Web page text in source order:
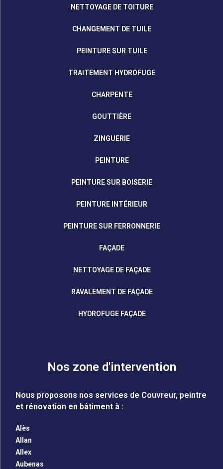
NETTOYAGE DE TOITURE
CHANGEMENT DE TUILE
PEINTURE SUR TUILE
TRAITEMENT HYDROFUGE
CHARPENTE
GOUTTIÈRE
ZINGUERIE
PEINTURE
PEINTURE SUR BOISERIE
PEINTURE INTÉRIEUR
PEINTURE SUR FERRONNERIE
FAÇADE
NETTOYAGE DE FAÇADE
RAVALEMENT DE FAÇADE
HYDROFUGE FAÇADE
Nos zone d'intervention
Nous proposons nos services de Couvreur, peintre
et rénovation en bâtiment à :
Alès
Allan
Allex
Aubenas